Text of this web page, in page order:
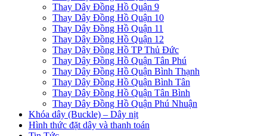
Thay Dây Đồng Hồ Quận 9
Thay Dây Đồng Hồ Quận 10
Thay Dây Đồng Hồ Quận 11
Thay Dây Đồng Hồ Quận 12
Thay Dây Đồng Hồ TP Thủ Đức
Thay Dây Đồng Hồ Quận Tân Phú
Thay Dây Đồng Hồ Quận Bình Thạnh
Thay Dây Đồng Hồ Quận Bình Tân
Thay Dây Đồng Hồ Quận Tân Bình
Thay Dây Đồng Hồ Quận Phú Nhuận
Khóa dây (Buckle) – Dây nịt
Hình thức đặt dây và thanh toán